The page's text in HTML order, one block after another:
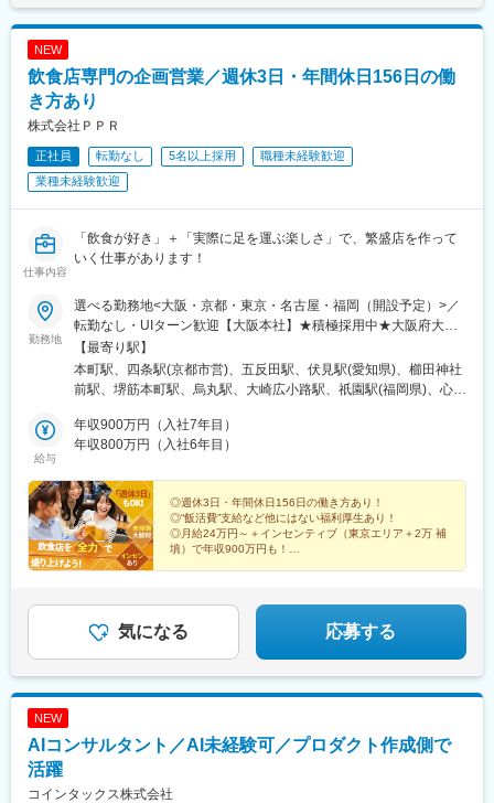
NEW
飲食店専門の企画営業／週休3日・年間休日156日の働
き方あり
株式会社ＰＰＲ
正社員 転勤なし 5名以上採用
職種未経験歓迎
業種未経験歓迎
仕事内容
「飲食が好き」＋「実際に足を運ぶ楽しさ」で、繁盛店を作って
いく仕事があります！
勤務地
選べる勤務地<大阪・京都・東京・名古屋・福岡（開設予定）>／
転勤なし・UIターン歓迎【大阪本社】★積極採用中★大阪府大阪
市中央区南久宝寺町3-4-14 三興ビル2Ｆ【京都Office】★積極採用
中★京都府京都市下京区室町通四条下る鶏鉾町500 鶏鉾ビル
5F【東京Office】東京都品川区東五反田2-5-2 THE CASK
サカエビル22 2階C号室☆ゼロから一緒に作る！新規オフィス（5
月稼働）☆【福岡Office】福岡市博多区祇園町8-13 第一プリンス
【最寄り駅】
本町駅、四条駅(京都市営)、五反田駅、伏見駅(愛知県)、櫛田神社
前駅、堺筋本町駅、烏丸駅、大崎広小路駅、祇園駅(福岡県)、心斎
給与
年収900万円（入社7年目）
年収800万円（入社6年目）
◎週休3日・年間休日156日の働き方あり！
◎“飯活費”支給など他にはない福利厚生あり！
◎月給24万円～＋インセンティブ（東京エリア＋2万 補
填）で年収900万円も！
気になる 応募する
NEW
AIコンサルタント／AI未経験可／プロダクト作成側で
活躍
コインタックス株式会社